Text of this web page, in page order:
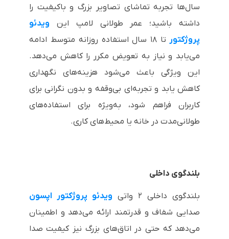
سال‌ها تجربه تماشای تصاویر بزرگ و باکیفیت را
داشته باشید؛ عمر طولانی لامپ این ویدئو
پروژکتور
تا ۱۸ سال استفاده روزانه متوسط ادامه
می‌یابد و نیاز به تعویض مکرر را کاهش می‌دهد.
این ویژگی باعث می‌شود هزینه‌های نگهداری
کاهش یابد و تجربه‌ای بی‌وقفه و بدون نگرانی برای
کاربران فراهم شود، به‌ویژه برای استفاده‌های
طولانی‌مدت در خانه یا محیط‌های کاری.
بلندگوی داخلی
بلندگوی داخلی ۲ واتی
ویدئو پروژکتور اپسون
صدایی شفاف و قدرتمند ارائه می‌دهد و اطمینان
می‌دهد که حتی در اتاق‌های بزرگ نیز کیفیت صدا